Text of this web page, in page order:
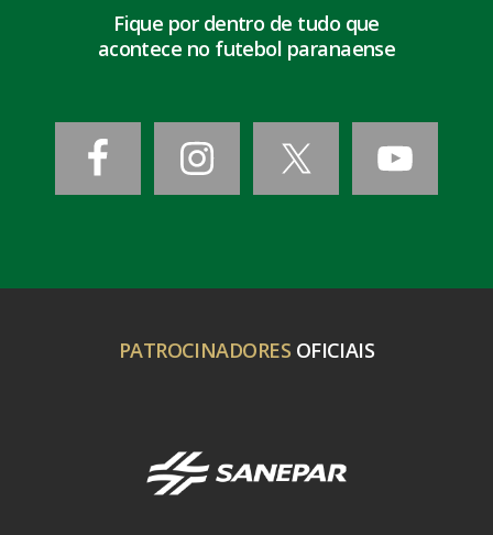
Fique por dentro de tudo que
acontece no futebol paranaense
PATROCINADORES OFICIAIS